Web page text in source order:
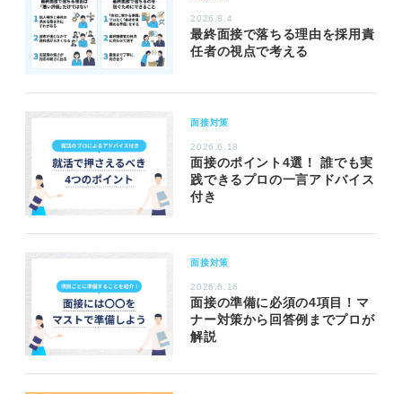
2026.8.4
最終面接で落ちる理由を採用責
任者の視点で考える
面接対策
2026.6.18
面接のポイント4選！ 誰でも実
践できるプロの一言アドバイス
付き
面接対策
2026.6.16
面接の準備に必須の4項目！マ
ナー対策から回答例までプロが
解説